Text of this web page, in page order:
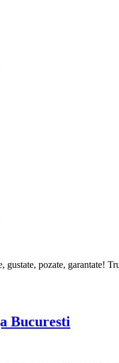
gustate, pozate, garantate!
Bucuresti